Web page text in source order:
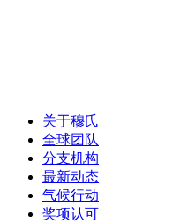
关于穆氏
全球团队
分支机构
最新动态
气候行动
奖项认可